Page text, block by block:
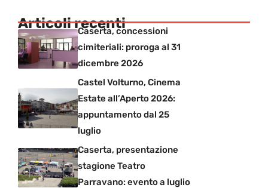
Articoli recenti
Caserta, concessioni
cimiteriali: proroga al 31
dicembre 2026
Castel Volturno, Cinema
Estate all’Aperto 2026:
appuntamento dal 25
luglio
Caserta, presentazione
stagione Teatro
Parravano: evento a luglio